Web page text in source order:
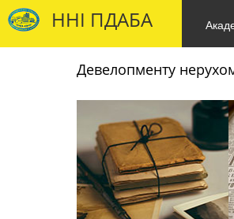
ННІ ПДАБА
Девелопменту